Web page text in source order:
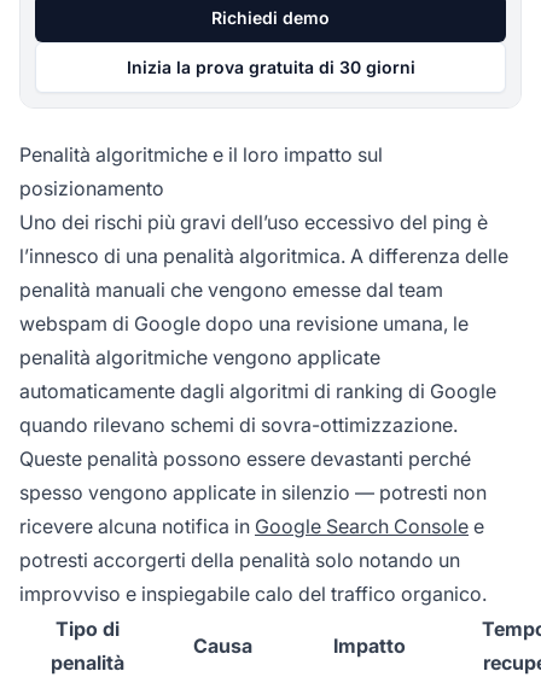
Richiedi demo
Inizia la prova gratuita di 30 giorni
Penalità algoritmiche e il loro impatto sul
posizionamento
Uno dei rischi più gravi dell’uso eccessivo del ping è
l’innesco di una penalità algoritmica. A differenza delle
penalità manuali che vengono emesse dal team
webspam di Google dopo una revisione umana, le
penalità algoritmiche vengono applicate
automaticamente dagli algoritmi di ranking di Google
quando rilevano schemi di sovra-ottimizzazione.
Queste penalità possono essere devastanti perché
spesso vengono applicate in silenzio — potresti non
ricevere alcuna notifica in Google Search Console e
potresti accorgerti della penalità solo notando un
improvviso e inspiegabile calo del traffico organico.
Tipo di
penalità
Causa Impatto